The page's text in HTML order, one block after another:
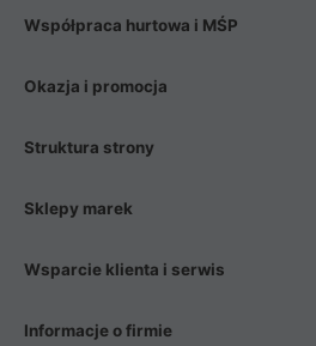
Współpraca hurtowa i MŚP
Okazja i promocja
Struktura strony
Sklepy marek
Wsparcie klienta i serwis
Informacje o firmie